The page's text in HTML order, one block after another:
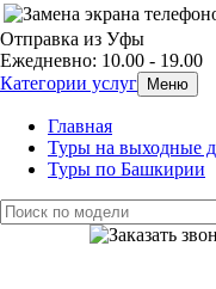
Отправка из Уфы
Ежедневно: 10.00 - 19.00
Категории услуг
Меню
Главная
Туры на выходные
Туры по Башкирии